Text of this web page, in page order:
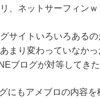
、ネットサーフィンｗ
サイトいろいろある
まり変わっていなかっ
ブログが対等してき
にもアメブロの内容を